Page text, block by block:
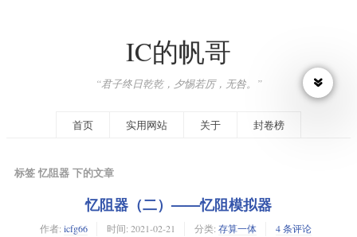
IC的帆哥
“君子终日乾乾，夕惕若厉，无咎。”
首页 实用网站 关于 封卷榜
标签 忆阻器 下的文章
忆阻器（二）——忆阻模拟器
作者: icfg66 时间: 2021-02-21 分类: 存算一体 4 条评论